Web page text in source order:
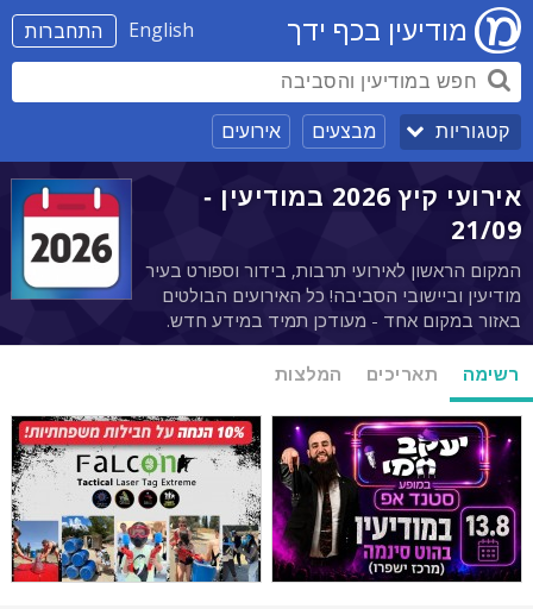
התחברות English מודיעין בכף ידך
קטגוריות מבצעים אירועים
אירועי קיץ 2026 במודיעין -
21/09
המקום הראשון לאירועי תרבות, בידור וספורט בעיר
מודיעין וביישובי הסביבה! כל האירועים הבולטים
באזור במקום אחד - מעודכן תמיד במידע חדש.
רשימה תאריכים המלצות